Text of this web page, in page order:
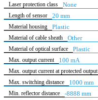
Laser protection class None
Length of sensor 20 mm
Material housing Plastic
Material of cable sheath Other
Material of optical surface Plastic
Max. output current 100 mA
Max. output current at protected output
Max. switching distance 1000 mm
Min. reflector distance -8888 mm